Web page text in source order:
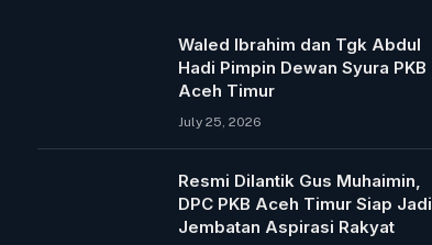
Waled Ibrahim dan Tgk Abdul
Hadi Pimpin Dewan Syura PKB
Aceh Timur
July 25, 2026
Resmi Dilantik Gus Muhaimin,
DPC PKB Aceh Timur Siap Jadi
Jembatan Aspirasi Rakyat